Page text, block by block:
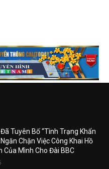
Tuyên Bố “Tình Trạng Khẩn
Chặn Việc Công Khai Hồ
Của Mình Cho Đài BBC